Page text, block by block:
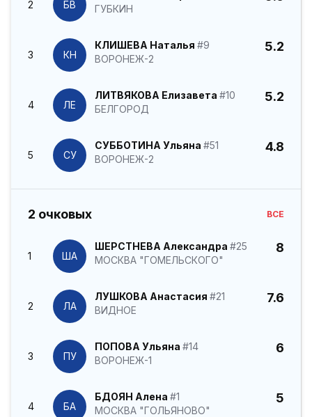
2 БВ
ГУБКИН
3 КН
КЛИШЕВА Наталья #9
ВОРОНЕЖ-2
5.2
4 ЛЕ
ЛИТВЯКОВА Елизавета #10
БЕЛГОРОД
5.2
5 СУ
СУББОТИНА Ульяна #51
ВОРОНЕЖ-2
4.8
2 очковых ВСЕ
1 ША
ШЕРСТНЕВА Александра #25
МОСКВА "ГОМЕЛЬСКОГО"
8
2 ЛА
ЛУШКОВА Анастасия #21
ВИДНОЕ
7.6
3 ПУ
ПОПОВА Ульяна #14
ВОРОНЕЖ-1
6
4 БА
БДОЯН Алена #1
МОСКВА "ГОЛЬЯНОВО"
5